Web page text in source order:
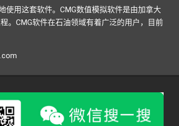
用这套软件。CMG数值模拟软件是由加拿大
。CMG软件在石油领域有着广泛的用户，目前